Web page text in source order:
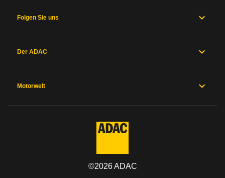
Folgen Sie uns
Der ADAC
Motorwelt
©2026ADAC